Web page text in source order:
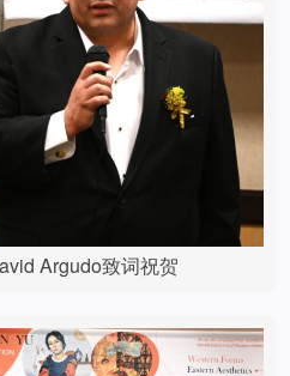
Argudo致词祝贺